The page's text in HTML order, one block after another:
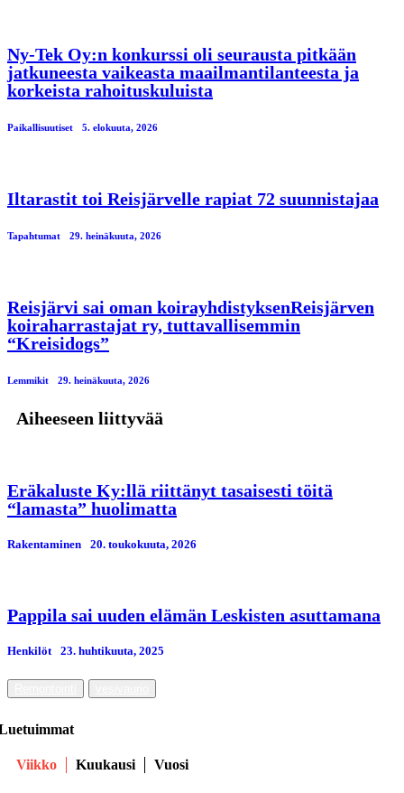
Ny-Tek Oy:n konkurssi oli seurausta pitkään
jatkuneesta vaikeasta maailmantilanteesta ja
korkeista rahoituskuluista
Paikallisuutiset 5. elokuuta, 2026
Iltarastit toi Reisjärvelle rapiat 72 suunnistajaa
Tapahtumat 29. heinäkuuta, 2026
Reisjärvi sai oman koirayhdistyksenReisjärven
koiraharrastajat ry, tuttavallisemmin
“Kreisidogs”
Lemmikit 29. heinäkuuta, 2026
Aiheeseen liittyvää
Eräkaluste Ky:llä riittänyt tasaisesti töitä
“lamasta” huolimatta
Rakentaminen 20. toukokuuta, 2026
Pappila sai uuden elämän Leskisten asuttamana
Henkilöt 23. huhtikuuta, 2025
Viikko Kuukausi Vuosi